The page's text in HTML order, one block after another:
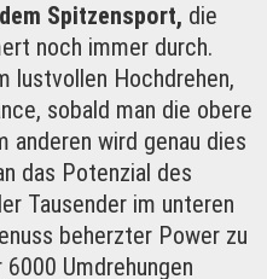
Spitzensport, die
noch immer durch.
lustvollen Hochdrehen,
sobald man die obere
anderen wird genau dies
das Potenzial des
Tausender im unteren
beherzter Power zu
Umdrehungen